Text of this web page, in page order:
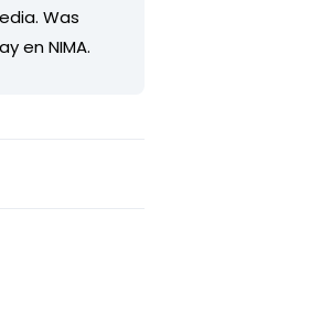
Was
en NIMA.